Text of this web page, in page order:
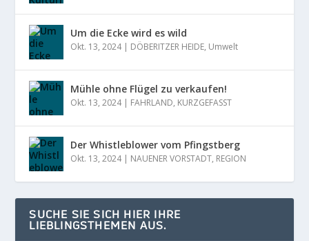
Um die Ecke wird es wild
Okt. 13, 2024| DÖBERITZER HEIDE, Umwelt
Mühle ohne Flügel zu verkaufen!
Okt. 13, 2024| FAHRLAND, KURZGEFASST
Der Whistleblower vom Pfingstberg
Okt. 13, 2024| NAUENER VORSTADT, REGION
SUCHE SIE SICH HIER IHRE
LIEBLINGSTHEMEN AUS.